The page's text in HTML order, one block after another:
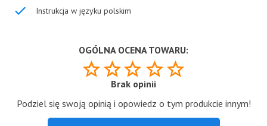
Instrukcja w języku polskim
OGÓLNA OCENA TOWARU:
Brak opinii
Podziel się swoją opinią i opowiedz o tym produkcie innym!